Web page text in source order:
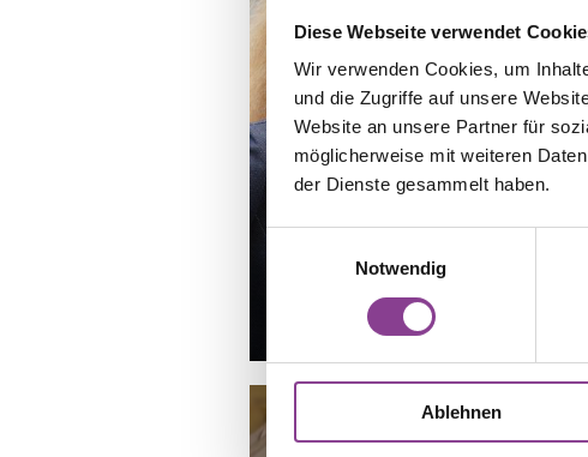
Diese Webseite verwendet
Wir verwenden Cookies, um
und die Zugriffe auf unsere
Website an unsere Partner für
möglicherweise mit weiteren
der Dienste gesammelt haben.
Notwendig
Ablehnen
Neues Leitungsteam in unserer
Pflegefachschule